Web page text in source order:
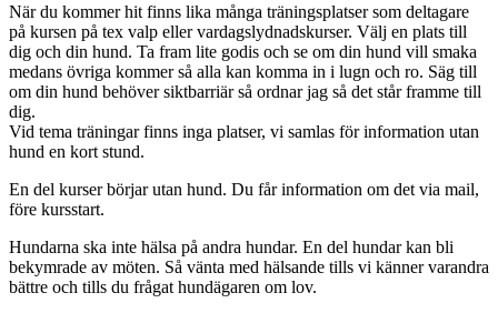
När du kommer hit finns lika många träningsplatser som deltagare
på kursen på tex valp eller vardagslydnadskurser. Välj en plats till
dig och din hund. Ta fram lite godis och se om din hund vill smaka
medans övriga kommer så alla kan komma in i lugn och ro. Säg till
om din hund behöver siktbarriär så ordnar jag så det står framme till
dig.
Vid tema träningar finns inga platser, vi samlas för information utan
hund en kort stund.
En del kurser börjar utan hund. Du får information om det via mail,
före kursstart.
Hundarna ska inte hälsa på andra hundar. En del hundar kan bli
bekymrade av möten. Så vänta med hälsande tills vi känner varandra
bättre och tills du frågat hundägaren om lov.